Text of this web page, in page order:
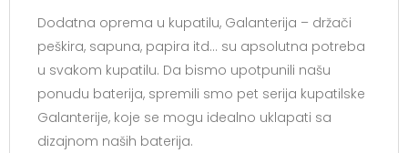
Dodatna oprema u kupatilu, Galanterija – držači
peškira, sapuna, papira itd… su apsolutna potreba
u svakom kupatilu. Da bismo upotpunili našu
ponudu baterija, spremili smo pet serija kupatilske
Galanterije, koje se mogu idealno uklapati sa
dizajnom naših baterija.